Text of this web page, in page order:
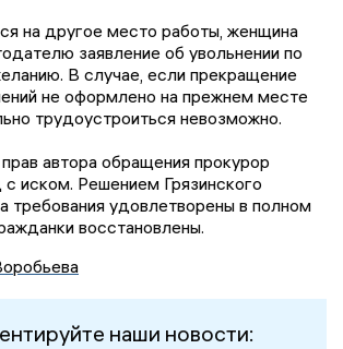
на другое место работы, женщина
заявление об увольнении по
В случае, если прекращение
не оформлено на прежнем месте
трудоустроиться невозможно.
автора обращения прокурор
иском. Решением Грязинского
требования удовлетворены в полном
восстановлены.
наши новости: